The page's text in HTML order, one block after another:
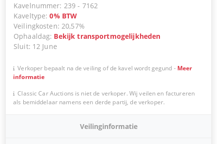
Kavelnummer: 239 - 7162
Kaveltype:0% BTW
Veilingkosten:20,57%
Ophaaldag: Bekijk transportmogelijkheden
Sluit: 12 June
Verkoper bepaalt na de veiling of de kavel wordt gegund - Meer
informatie
Classic Car Auctions is niet de verkoper. Wij veilen en factureren
als bemiddelaar namens een derde partij, de verkoper.
Veilinginformatie